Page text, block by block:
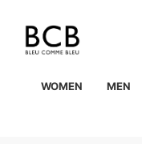
WOMEN MEN